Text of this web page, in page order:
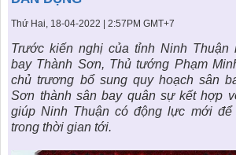
THÀNH ĐÔNG VỚI XÃ HÔI
THƯ VIỆN PHÁP LUẬT
LIÊN HỆ & GIẢI ĐÁP
KIẾN TRÚC & PHONG THUỶ
TIN TỨC CÔNG TY
TIN TỨC TỔNG HỢP
Thứ Hai, 18-04-2022 | 2:57PM GMT+7
Trước kiến nghị của tỉnh Ninh Thuận
bay Thành Sơn, Thủ tướng Phạm
chủ trương bổ sung quy hoạch sân
Sơn thành sân bay quân sự kết hợp
giúp Ninh Thuận có động lực mới để
trong thời gian tới.